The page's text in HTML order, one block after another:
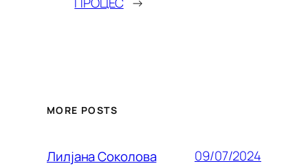
MORE POSTS
Лилjана Соколова 09/07/2024